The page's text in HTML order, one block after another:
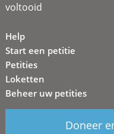
voltooid
Help
Start een petitie
Petities
Loketten
Beheer uw petities
Doneer